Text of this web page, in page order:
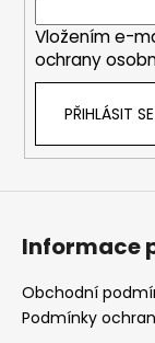
Vložením e-
ochrany
PŘIHLÁSIT SE
Informace
Obchodní
Podmínky